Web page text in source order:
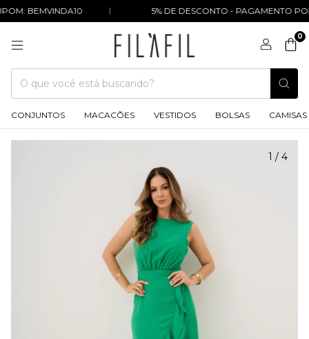
BEMVINDA10 5% DE DESCONTO - PAGAMENTO POR
0
CONJUNTOS MACACÕES VESTIDOS BOLSAS CAMISAS
1 / 4